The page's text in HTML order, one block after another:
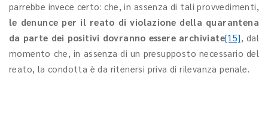
parrebbe invece certo: che, in assenza di tali provvedimenti,
le denunce per il reato di violazione della quarantena
da parte dei positivi dovranno essere archiviate[15], dal
momento che, in assenza di un presupposto necessario del
reato, la condotta è da ritenersi priva di rilevanza penale.